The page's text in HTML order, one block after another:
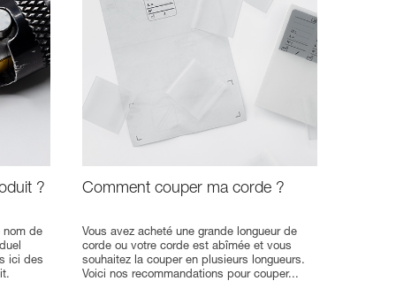
?
nom de
ici des
Comment couper ma corde ?
Vous avez acheté une grande longueur de
corde ou votre corde est abîmée et vous
souhaitez la couper en plusieurs longueurs.
Voici nos recommandations pour couper...